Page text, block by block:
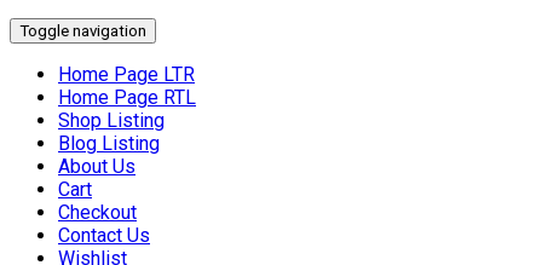
Toggle navigation
Home Page LTR
Home Page RTL
Shop Listing
Blog Listing
About Us
Cart
Checkout
Contact Us
Wishlist